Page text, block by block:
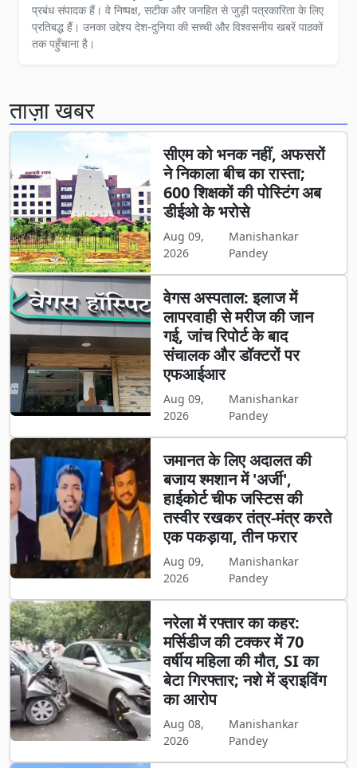
प्रबंध संपादक हैं। वे निष्पक्ष, सटीक और जनहित से जुड़ी पत्रकारिता के लिए
प्रतिबद्ध हैं। उनका उद्देश्य देश-दुनिया की सच्ची और विश्वसनीय खबरें पाठकों
तक पहुँचाना है।
ताज़ा खबर
सीएम को भनक नहीं, अफसरों
ने निकाला बीच का रास्ता;
600 शिक्षकों की पोस्टिंग अब
डीईओ के भरोसे
Aug 09,
2026
Manishankar
Pandey
वेगस अस्पताल: इलाज में
लापरवाही से मरीज की जान
गई, जांच रिपोर्ट के बाद
संचालक और डॉक्टरों पर
एफआईआर
Aug 09,
2026
Manishankar
Pandey
जमानत के लिए अदालत की
बजाय श्मशान में 'अर्जी',
हाईकोर्ट चीफ जस्टिस की
तस्वीर रखकर तंत्र-मंत्र करते
एक पकड़ाया, तीन फरार
Aug 09,
2026
Manishankar
Pandey
नरेला में रफ्तार का कहर:
मर्सिडीज की टक्कर में 70
वर्षीय महिला की मौत, SI का
बेटा गिरफ्तार; नशे में ड्राइविंग
का आरोप
Aug 08,
2026
Manishankar
Pandey